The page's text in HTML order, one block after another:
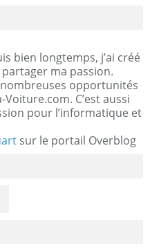
bien longtemps, j’ai créé
ma passion.
nombreuses opportunités
C’est aussi
pour l’informatique et
sur le portail Overblog